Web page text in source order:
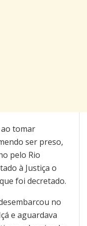
tomar
ser preso,
pelo Rio
à Justiça o
foi decretado.
no
e aguardava